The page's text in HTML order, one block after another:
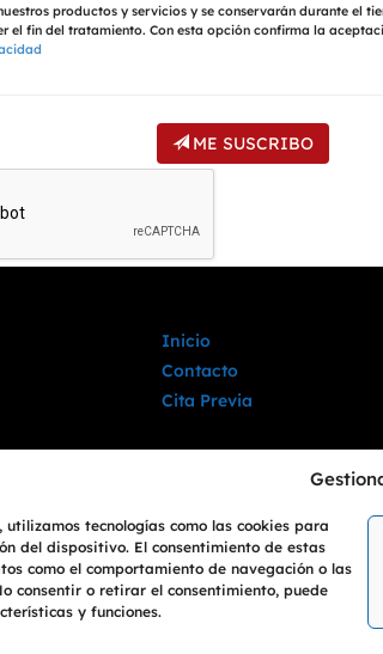
tecnologías como las cookies para
del dispositivo. El consentimiento de estas
como el comportamiento de navegación o las
consentir o retirar el consentimiento, puede
y funciones.
productos y servicios y se conservarán durante el
el fin del tratamiento. Con esta opción confirma la
ME SUSCRIBO
Inicio
Contacto
Cita Previa